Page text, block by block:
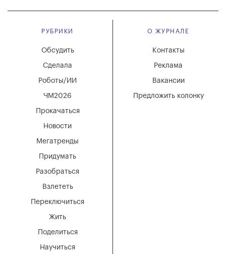
РУБРИКИ
Мегатренды
Придумать
Разобраться
Взлететь
Новости
Переключиться
Жить
Поделиться
Научиться
Обсудить
Сделала
Роботы/ИИ
ЧМ2026
Прокачаться
О ЖУРНАЛЕ
Вакансии
Реклама
Контакты
Предложить колонку